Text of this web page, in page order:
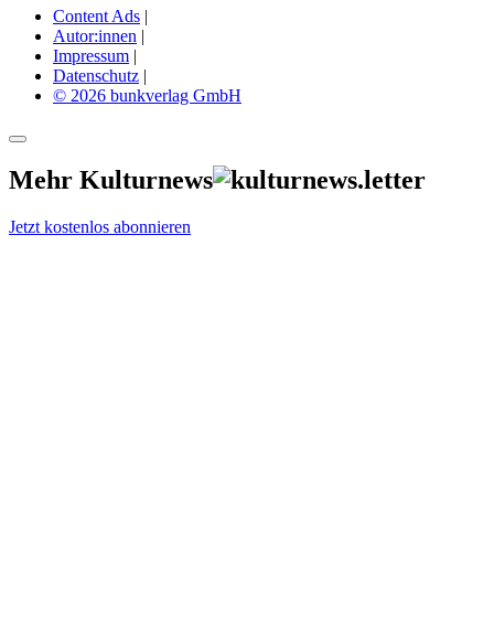
Content Ads |
Autor:innen |
Impressum |
Datenschutz |
© 2026 bunkverlag GmbH
Mehr Kulturnews
Jetzt kostenlos abonnieren